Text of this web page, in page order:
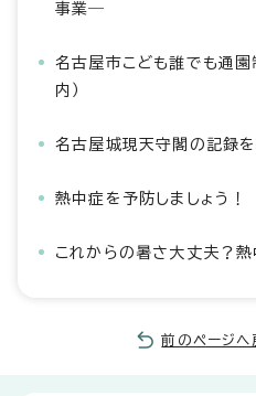
事業―
名古屋市こども誰でも通
内）
名古屋城現天守閣の記録
熱中症を予防しましょう！
これからの暑さ大丈夫？熱
前のページへ